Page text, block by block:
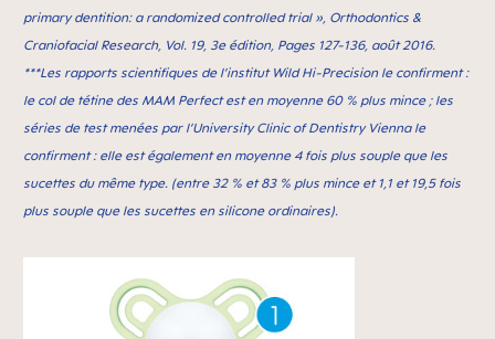
primary dentition: a randomized controlled trial », Orthodontics &
Craniofacial Research, Vol. 19, 3e édition, Pages 127-136, août 2016.
***Les rapports scientifiques de l’institut Wild Hi-Precision le confirment :
le col de tétine des MAM Perfect est en moyenne 60 % plus mince ; les
séries de test menées par l’University Clinic of Dentistry Vienna le
confirment : elle est également en moyenne 4 fois plus souple que les
sucettes du même type. (entre 32 % et 83 % plus mince et 1,1 et 19,5 fois
plus souple que les sucettes en silicone ordinaires).